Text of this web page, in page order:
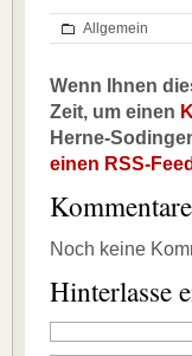
Allgemein
Wenn Ihnen
Zeit, um einen
Herne-
einen RSS-
Kommentare
Noch keine
Hinterlasse